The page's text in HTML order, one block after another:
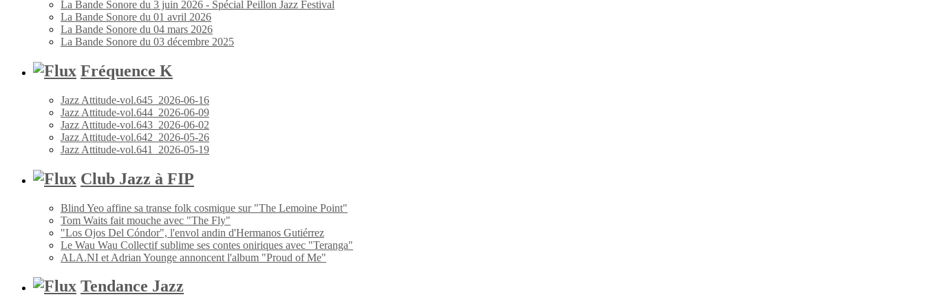
La Bande Sonore du 3 juin 2026 - Spécial Peillon Jazz Festival
La Bande Sonore du 01 avril 2026
La Bande Sonore du 04 mars 2026
La Bande Sonore du 03 décembre 2025
Fréquence K
Jazz Attitude-vol.645_2026-06-16
Jazz Attitude-vol.644_2026-06-09
Jazz Attitude-vol.643_2026-06-02
Jazz Attitude-vol.642_2026-05-26
Jazz Attitude-vol.641_2026-05-19
Club Jazz à FIP
Blind Yeo affine sa transe folk cosmique sur "The Lemoine Point"
Tom Waits fait mouche avec "The Fly"
"Los Ojos Del Cóndor", l'envol andin d'Hermanos Gutiérrez
Le Wau Wau Collectif sublime ses contes oniriques avec "Teranga"
ALA.NI et Adrian Younge annoncent l'album "Proud of Me"
Tendance Jazz